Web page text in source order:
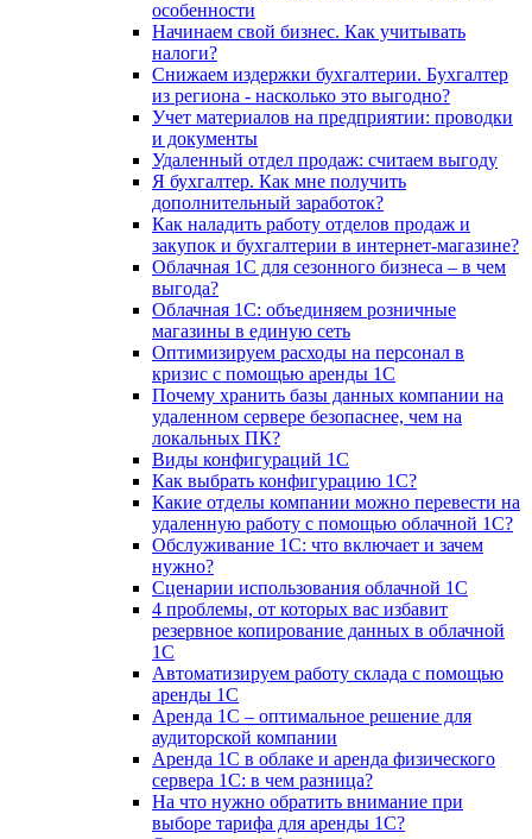
особенности
Начинаем свой бизнес. Как учитывать
налоги?
Снижаем издержки бухгалтерии. Бухгалтер
из региона - насколько это выгодно?
Учет материалов на предприятии: проводки
и документы
Удаленный отдел продаж: считаем выгоду
Я бухгалтер. Как мне получить
дополнительный заработок?
Как наладить работу отделов продаж и
закупок и бухгалтерии в интернет-магазине?
Облачная 1С для сезонного бизнеса – в чем
выгода?
Облачная 1С: объединяем розничные
магазины в единую сеть
Оптимизируем расходы на персонал в
кризис с помощью аренды 1С
Почему хранить базы данных компании на
удаленном сервере безопаснее, чем на
локальных ПК?
Виды конфигураций 1С
Как выбрать конфигурацию 1С?
Какие отделы компании можно перевести на
удаленную работу с помощью облачной 1С?
Обслуживание 1С: что включает и зачем
нужно?
Сценарии использования облачной 1С
4 проблемы, от которых вас избавит
резервное копирование данных в облачной
1С
Автоматизируем работу склада с помощью
аренды 1С
Аренда 1С – оптимальное решение для
аудиторской компании
Аренда 1С в облаке и аренда физического
сервера 1С: в чем разница?
На что нужно обратить внимание при
выборе тарифа для аренды 1С?